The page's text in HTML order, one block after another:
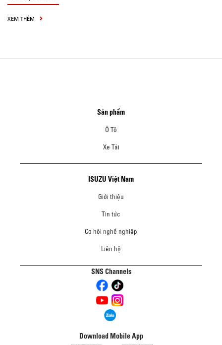
XEM THÊM
Sản phẩm
Ô Tô
Xe Tải
ISUZU Việt Nam
Giới thiệu
Tin tức
Cơ hội nghề nghiệp
Liên hệ
SNS Channels
Download Mobile App